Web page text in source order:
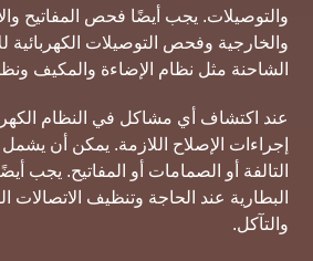
والتوصيلات. يجب أيضًا فحص المفاتيح
والخارجية وفحص التوصيلات الكهربائية
الشاحنة مثل نظام الإضاءة والمكيف
عند اكتشاف أي مشاكل في النظام
إجراءات الإصلاح اللازمة. يمكن أن
التالفة أو الصمامات أو المفاتيح. يجب
البطارية عند الحاجة وتنظيف الاتصالات
والتآكل.